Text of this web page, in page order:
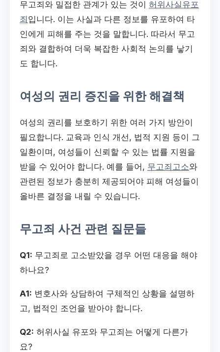
무고죄와 밀접한 관계가 있는 것이 허위사실유포
죄 입니다. 이는 사실과 다른 정보를 유포하여 타
인에게 피해를 주는 것을 말합니다. 따라서 무고
죄와 결합하여 더욱 복잡한 사회적 논의를 낳기
도 합니다.
여성의 권리 증진을 위한 해결책
여성의 권리를 보호하기 위한 여러 가지 방안이
필요합니다. 교육과 인식 개선, 법적 지원 등이 그
일환이며, 여성들이 신뢰할 수 있는 법률 지원을
받을 수 있어야 합니다. 예를 들어, 무고죄고소와
관련된 정보가 충분히 제공되어야 피해 여성들이
올바른 결정을 내릴 수 있습니다.
무고죄 사건 관련 질문들
Q1: 무고죄로 고소받았을 경우 어떤 대응을 해야
하나요?
A1: 변호사와 상담하여 구체적인 상황을 설명하
고, 법적인 조언을 받아야 합니다.
Q2: 허위사실 유포와 무고죄는 어떻게 다른가
요?